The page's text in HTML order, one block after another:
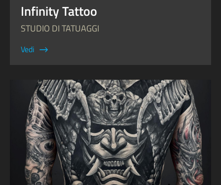
Infinity Tattoo
STUDIO DI TATUAGGI
Vedi